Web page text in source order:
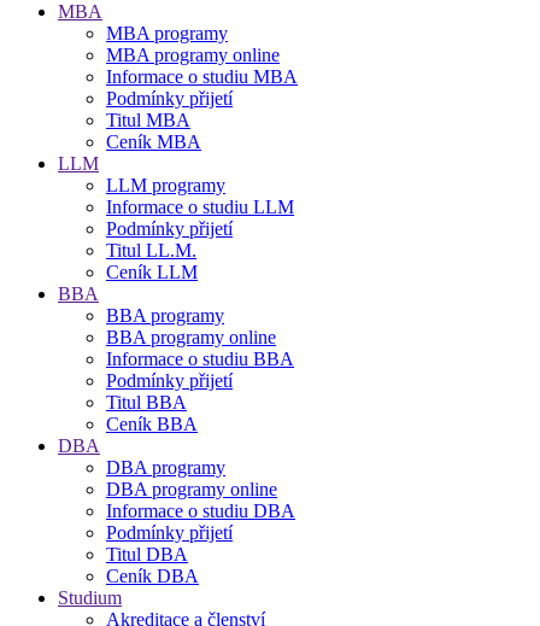
MBA
MBA programy
MBA programy online
Informace o studiu MBA
Podmínky přijetí
Titul MBA
Ceník MBA
LLM
LLM programy
Informace o studiu LLM
Podmínky přijetí
Titul LL.M.
Ceník LLM
BBA
BBA programy
BBA programy online
Informace o studiu BBA
Podmínky přijetí
Titul BBA
Ceník BBA
DBA
DBA programy
DBA programy online
Informace o studiu DBA
Podmínky přijetí
Titul DBA
Ceník DBA
Studium
Akreditace a členství